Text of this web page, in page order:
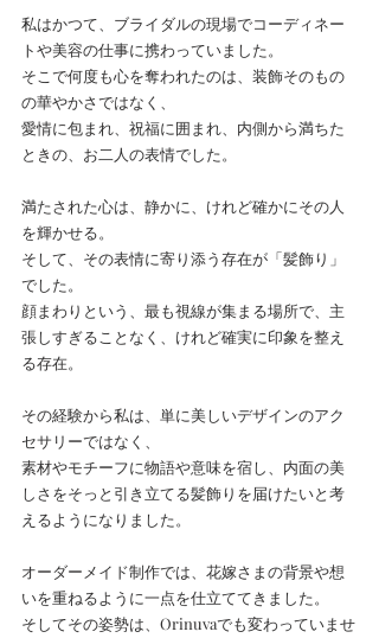
私はかつて、ブライダルの現場でコーディネー
トや美容の仕事に携わっていました。
そこで何度も心を奪われたのは、装飾そのもの
の華やかさではなく、
愛情に包まれ、祝福に囲まれ、内側から満ちた
ときの、お二人の表情でした。
満たされた心は、静かに、けれど確かにその人
を輝かせる。
そして、その表情に寄り添う存在が「髪飾り」
でした。
顔まわりという、最も視線が集まる場所で、主
張しすぎることなく、けれど確実に印象を整え
る存在。
その経験から私は、単に美しいデザインのアク
セサリーではなく、
素材やモチーフに物語や意味を宿し、内面の美
しさをそっと引き立てる髪飾りを届けたいと考
えるようになりました。
オーダーメイド制作では、花嫁さまの背景や想
いを重ねるように一点を仕立ててきました。
そしてその姿勢は、Orinuvaでも変わっていませ